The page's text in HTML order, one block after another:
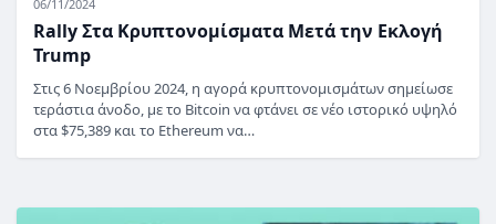
06/11/2024
Rally Στα Κρυπτονομίσματα Μετά την Εκλογή
Trump
Στις 6 Νοεμβρίου 2024, η αγορά κρυπτονομισμάτων σημείωσε
τεράστια άνοδο, με το Bitcoin να φτάνει σε νέο ιστορικό υψηλό
στα $75,389 και το Ethereum να…